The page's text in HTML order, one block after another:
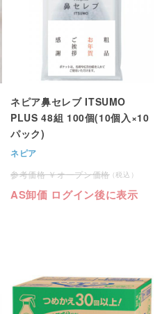
ネピア鼻セレブ ITSUMO
PLUS 48組 100個(10個入×10
パック)
ネピア
オープン価格
AS卸価 ログイン後に表示